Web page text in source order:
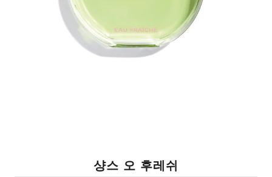
샹스 오 후레쉬